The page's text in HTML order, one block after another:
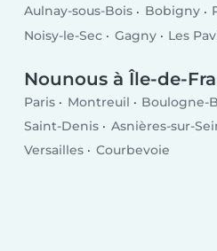
Aulnay-sous-Bois Bobigny
Noisy-le-Sec
Gagny Les
Nounous à Île-de-
Paris Montreuil Boulogne-
Saint-Denis
Asnières-sur-
Versailles
Courbevoie